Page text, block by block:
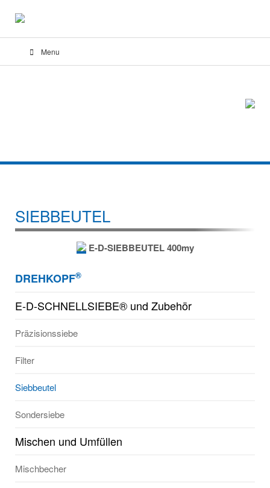
Menu
SIEBBEUTEL
E-D-SIEBBEUTEL 400my
DREHKOPF®
E-D-SCHNELLSIEBE® und Zubehör
Präzisionssiebe
Filter
Siebbeutel
Sondersiebe
Mischen und Umfüllen
Mischbecher